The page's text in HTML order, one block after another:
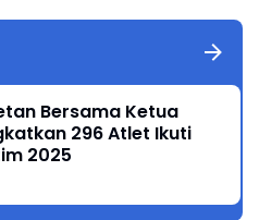
Bersama Ketua
296 Atlet Ikuti
2025